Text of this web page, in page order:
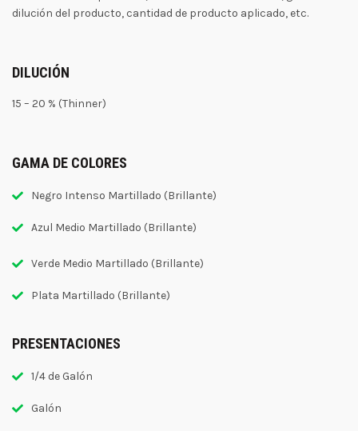
dilución del producto, cantidad de producto aplicado, etc.
DILUCIÓN
15 – 20 % (Thinner)
GAMA DE COLORES
Negro Intenso Martillado (Brillante)
Azul Medio Martillado (Brillante)
Verde Medio Martillado (Brillante)
Plata Martillado (Brillante)
PRESENTACIONES
1/4 de Galón
Galón